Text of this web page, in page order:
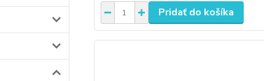
Pridať do košíka